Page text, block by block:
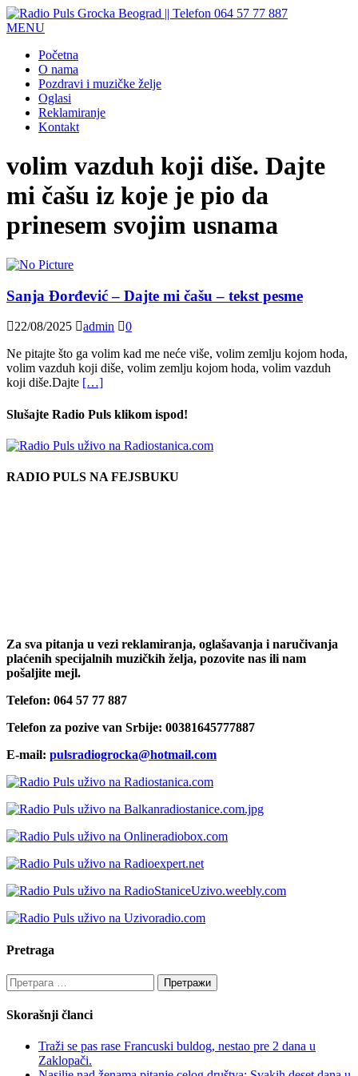
MENU
Početna
O nama
Pozdravi i muzičke želje
Oglasi
Reklamiranje
Kontakt
volim vazduh koji diše. Dajte
mi čašu iz koje je pio da
prinesem svojim usnama
Sanja Đorđević – Dajte mi čašu – tekst pesme
22/08/2025 admin
0
Ne pitajte što ga volim kad me neće više, volim zemlju kojom hoda,
volim vazduh koji diše, volim zemlju kojom hoda, volim vazduh
koji diše.Dajte […]
Slušajte Radio Puls klikom ispod!
RADIO PULS NA FEJSBUKU
Za sva pitanja u vezi reklamiranja, oglašavanja i naručivanja
plaćenih specijalnih muzičkih želja, pozovite nas ili nam
pošaljite mejl.
Telefon: 064 57 77 887
Telefon za pozive van Srbije: 00381645777887
E-mail: pulsradiogrocka@hotmail.com
Pretraga
Претрага
за:
Skorašnji članci
Traži se pas rase Francuski buldog, nestao pre 2 dana u
Zaklopači.